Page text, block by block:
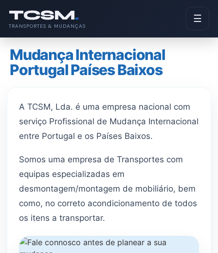
para
conteúdo
TCSM.
TRANSPORTES & MUDANÇAS
☰
Mudança Internacional
Portugal Países Baixos
A TCSM, Lda. é uma empresa nacional com
serviço Profissional de Mudança Internacional
entre Portugal e os Países Baixos.
Somos uma empresa de Transportes com
equipas especializadas em
desmontagem/montagem de mobiliário, bem
como, no correto acondicionamento de todos
os itens a transportar.